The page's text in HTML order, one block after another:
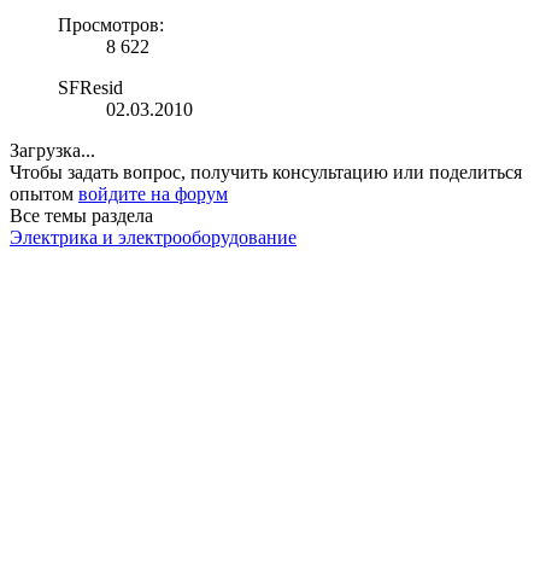
Просмотров:
8 622
SFResid
02.03.2010
Загрузка...
Чтобы задать вопрос, получить консультацию или поделиться
опытом войдите на форум
Все темы раздела
Электрика и электрооборудование